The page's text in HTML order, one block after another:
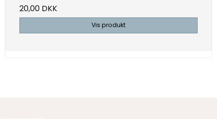
20,00 DKK
Vis produkt